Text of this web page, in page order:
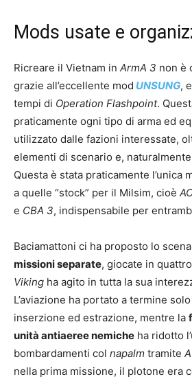
Mods usate e
Ricreare il Vietnam in ArmA 3 non è
grazie all’eccellente mod UNSUNG,
tempi di Operation Flashpoint.
praticamente ogni tipo di arma ed
utilizzato dalle fazioni interessate,
elementi di scenario e,
Questa è stata praticamente l’unica
a quelle “stock” per il Milsim, cioè
e CBA 3, indispensabile per
Baciamattoni ci ha proposto lo
missioni separate, giocate in
Viking ha agito in tutta la sua
L’aviazione ha portato a termine
inserzione ed estrazione, mentre la
unità antiaeree nemiche ha ridotto
bombardamenti col napalm tramite
nella prima missione, il plotone era